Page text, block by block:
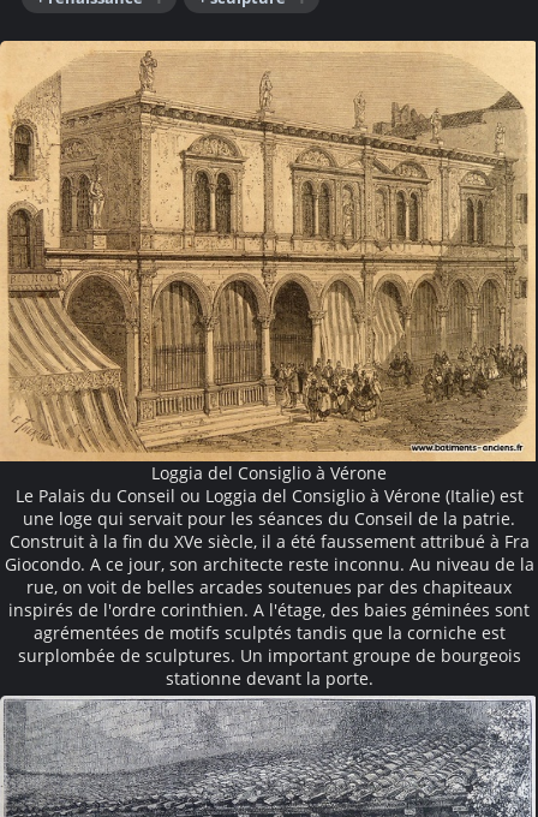
Loggia del Consiglio à Vérone
Le Palais du Conseil ou Loggia del Consiglio à Vérone (Italie) est
une loge qui servait pour les séances du Conseil de la patrie.
Construit à la fin du XVe siècle, il a été faussement attribué à Fra
Giocondo. A ce jour, son architecte reste inconnu. Au niveau de la
rue, on voit de belles arcades soutenues par des chapiteaux
inspirés de l'ordre corinthien. A l'étage, des baies géminées sont
agrémentées de motifs sculptés tandis que la corniche est
surplombée de sculptures. Un important groupe de bourgeois
stationne devant la porte.